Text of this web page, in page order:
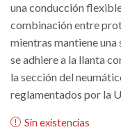
una conducción
combinación entre
mientras mantiene
se adhiere a la llanta
la sección del
reglamentados por la
Sin existencias